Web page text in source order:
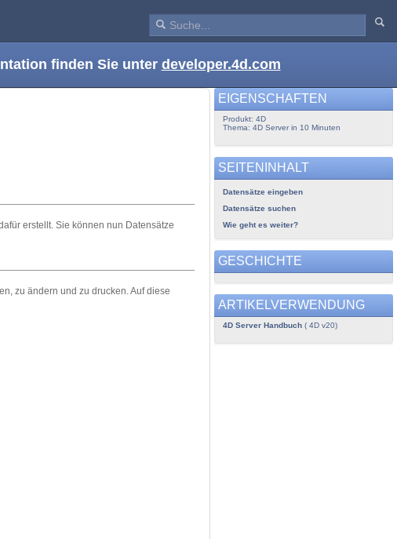
finden Sie unter developer.4d.com
erstellt. Sie können nun Datensätze
zu ändern und zu drucken. Auf diese
EIGENSCHAFTEN
Produkt: 4D
Thema: 4D Server in 10 Minuten
SEITENINHALT
Datensätze eingeben
Datensätze suchen
Wie geht es weiter?
GESCHICHTE
ARTIKELVERWENDUNG
4D Server Handbuch( 4D v20)